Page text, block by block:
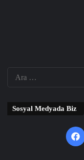
Sosyal Medyada Biz